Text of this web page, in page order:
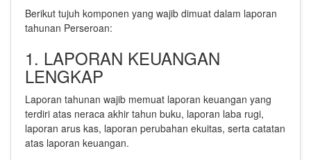
Berikut tujuh komponen yang wajib dimuat dalam laporan
tahunan Perseroan:
1. LAPORAN KEUANGAN
LENGKAP
Laporan tahunan wajib memuat laporan keuangan yang
terdiri atas neraca akhir tahun buku, laporan laba rugi,
laporan arus kas, laporan perubahan ekuitas, serta catatan
atas laporan keuangan.